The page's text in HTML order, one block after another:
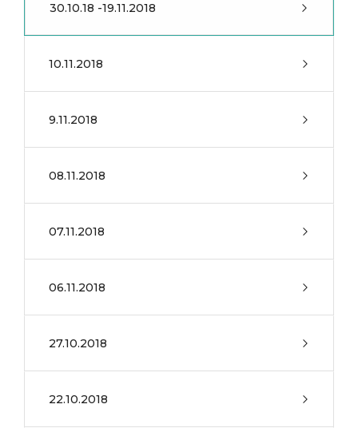
30.10.18 -19.11.2018
10.11.2018
9.11.2018
08.11.2018
07.11.2018
06.11.2018
27.10.2018
22.10.2018